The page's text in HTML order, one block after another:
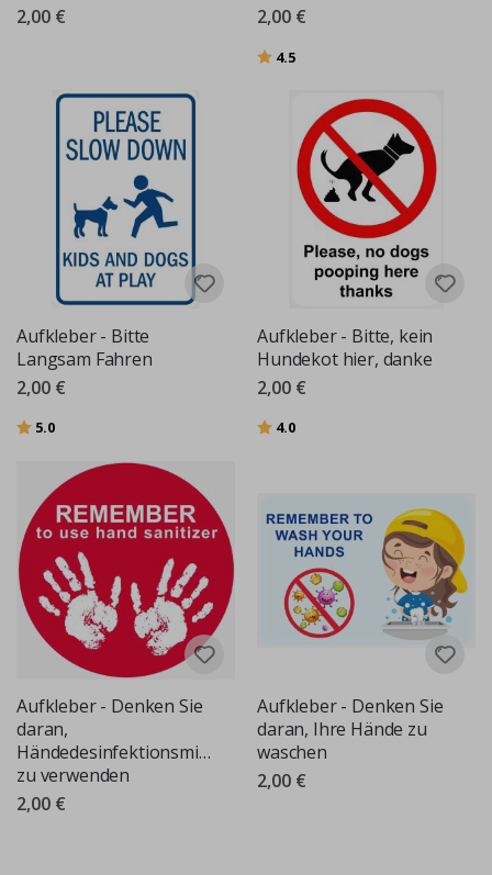
2,00 €
2,00 €
Bewertung:
4.5
Aufkleber - Bitte
Langsam Fahren
2,00 €
Bewertung:
5.0
Aufkleber - Bitte, kein
Hundekot hier, danke
2,00 €
Bewertung:
4.0
Aufkleber - Denken Sie
daran,
Händedesinfektionsmittel
zu verwenden
2,00 €
Aufkleber - Denken Sie
daran, Ihre Hände zu
waschen
2,00 €